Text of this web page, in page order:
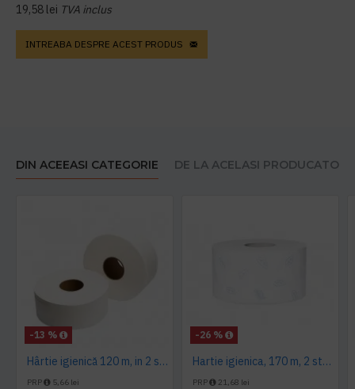
19,58 lei TVA inclus
INTREABA DESPRE ACEST PRODUS
DIN ACEEASI CATEGORIE DE LA ACELASI PRODUCATOR
-13 %
Hârtie igienică 120 m, in 2 straturi, extra albă, Mini Jumbo, AQAS
PRP 5,66 lei
-26 %
Hartie igienica, 170 m, 2 straturi, Tork
PRP 21,68 lei